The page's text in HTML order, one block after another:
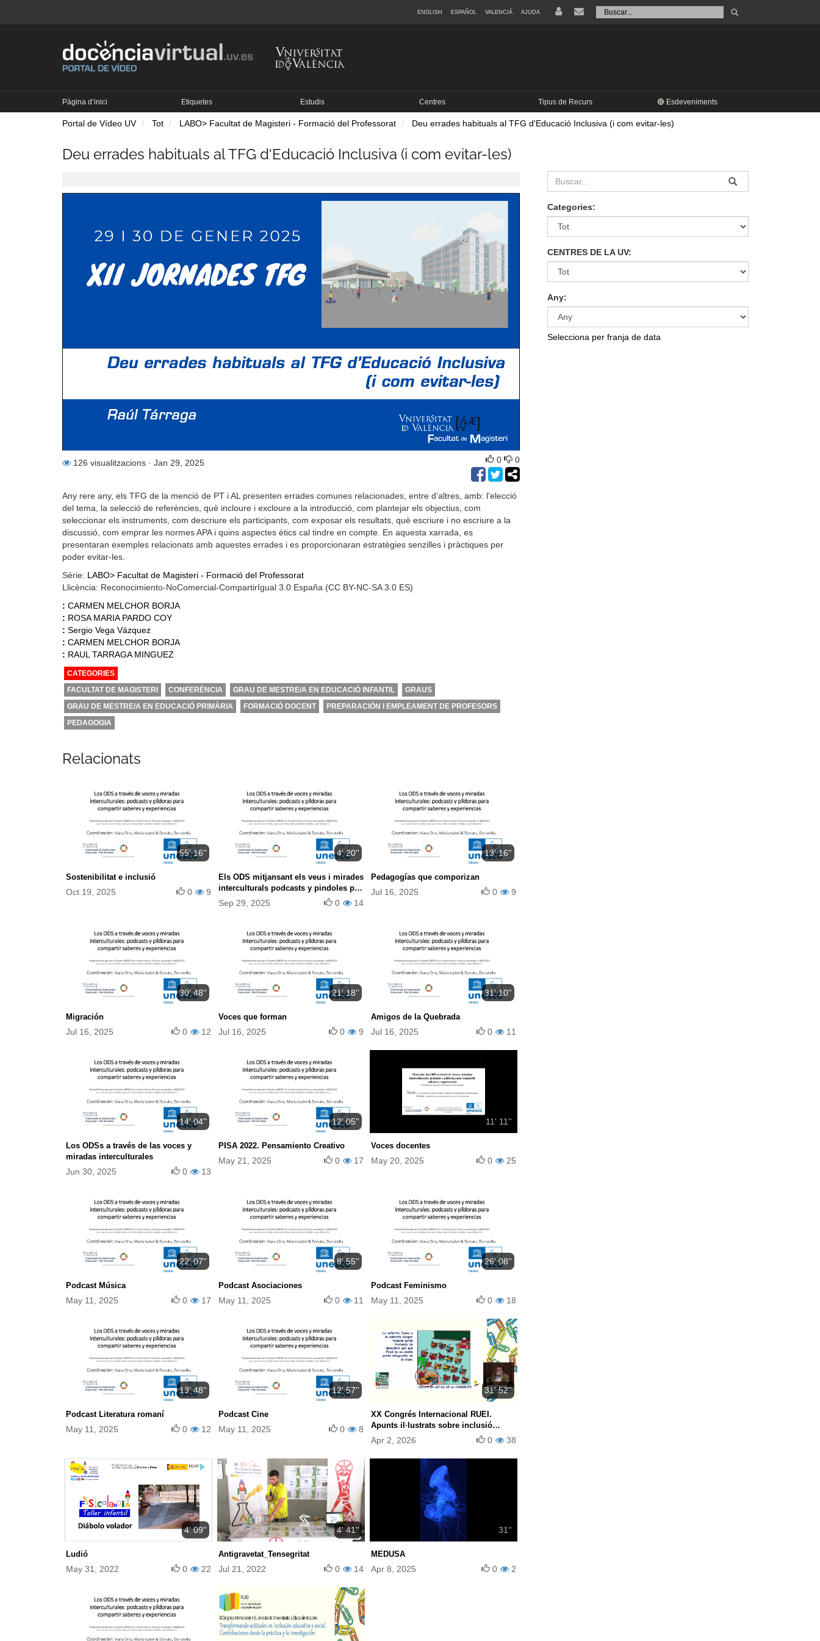
Buscar
Tramet
ENGLISH ESPAÑOL VALENCIÀ AJUDA
Pàgina d’inici Etiquetes Estudis Centres Tipus de Recurs 🔴 Esdeveniments
Portal de Vídeo UV Tot LABO> Facultat de Magisteri - Formació del Professorat Deu errades habituals al TFG d'Educació Inclusiva (i com evitar-les)
Deu errades habituals al TFG d'Educació Inclusiva (i com evitar-les)
126 visualitzacions · Jan 29, 2025 0 0
Any rere any, els TFG de la menció de PT i AL presenten errades comunes relacionades, entre d’altres, amb: l’elecció
del tema, la selecció de referències, què incloure i excloure a la introducció, com plantejar els objectius, com
seleccionar els instruments, com descriure els participants, com exposar els resultats, què escriure i no escriure a la
discussió, com emprar les normes APA i quins aspectes ètics cal tindre en compte. En aquesta xarrada, es
presentaran exemples relacionats amb aquestes errades i es proporcionaran estratègies senzilles i pràctiques per
poder evitar-les.
Sèrie: LABO> Facultat de Magisteri - Formació del Professorat
Llicència: Reconocimiento-NoComercial-CompartirIgual 3.0 España (CC BY-NC-SA 3.0 ES)
: CARMEN MELCHOR BORJA
: ROSA MARIA PARDO COY
: Sergio Vega Vázquez
: CARMEN MELCHOR BORJA
: RAUL TARRAGA MINGUEZ
CATEGORIES
FACULTAT DE MAGISTERI
CONFERÈNCIA GRAU DE MESTRE/A EN EDUCACIÓ INFANTIL
GRAUS
GRAU DE MESTRE/A EN EDUCACIÓ PRIMÀRIA
FORMACIÓ DOCENT
PREPARACIÓN I EMPLEAMENT DE PROFESORS
PEDAGOGIA
Relacionats
55' 16''
Sostenibilitat e inclusió
Oct 19, 2025 9
0
4' 20''
Els ODS mitjansant els veus i mirades
interculturals podcasts y pindoles per
a compartir els sabers i les
experiències
Sep 29, 2025 14
0
13' 16''
Pedagogías que comporizan
Jul 16, 2025 9
0
30' 48''
Migración
Jul 16, 2025 12
0
21' 18''
Voces que forman
Jul 16, 2025 9
0
31' 10''
Amigos de la Quebrada
Jul 16, 2025 11
0
14' 04''
Los ODSs a través de las voces y
miradas interculturales
Jun 30, 2025 13
0
12' 05''
PISA 2022. Pensamiento Creativo
May 21, 2025 17
0
11' 11''
Voces docentes
May 20, 2025 25
0
22' 07''
Podcast Música
May 11, 2025 17
0
8' 55''
Podcast Asociaciones
May 11, 2025 11
0
26' 08''
Podcast Feminismo
May 11, 2025 18
0
13' 48''
Podcast Literatura romaní
May 11, 2025 12
0
12' 57''
Podcast Cine
May 11, 2025 8
0
31' 52''
XX Congrés Internacional RUEI.
Apunts il·lustrats sobre inclusió
escolar.
Apr 2, 2026 38
0
4' 09''
Ludió
May 31, 2022 22
0
4' 41''
Antigravetat_Tensegritat
Jul 21, 2022 14
0
31''
MEDUSA
Apr 8, 2025 2
0
Categories:
CENTRES DE LA UV:
Any:
Selecciona per franja de data